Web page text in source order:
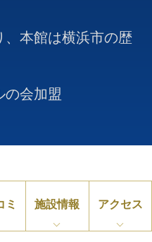
本館は横浜市の歴
会加盟
ミ 施設情報 アクセス